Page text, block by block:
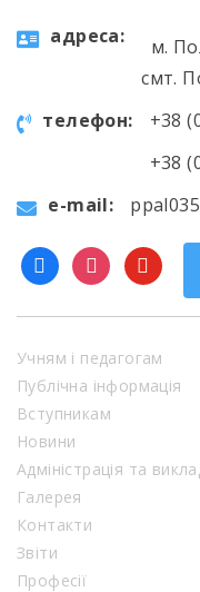
aдресa:
м.
смт.
телефон:
+38
+38
e-mail:
facebookinstagram
youtube
Учням і педагогам
Публічна інформація
Вступникам
Новини
Адміністрація та
Галерея
Контакти
Звіти
Професії